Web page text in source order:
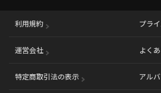
利用規約 プラ
運営会社 （別ウィンドウで開く） よく
特定商取引法の表示 アル